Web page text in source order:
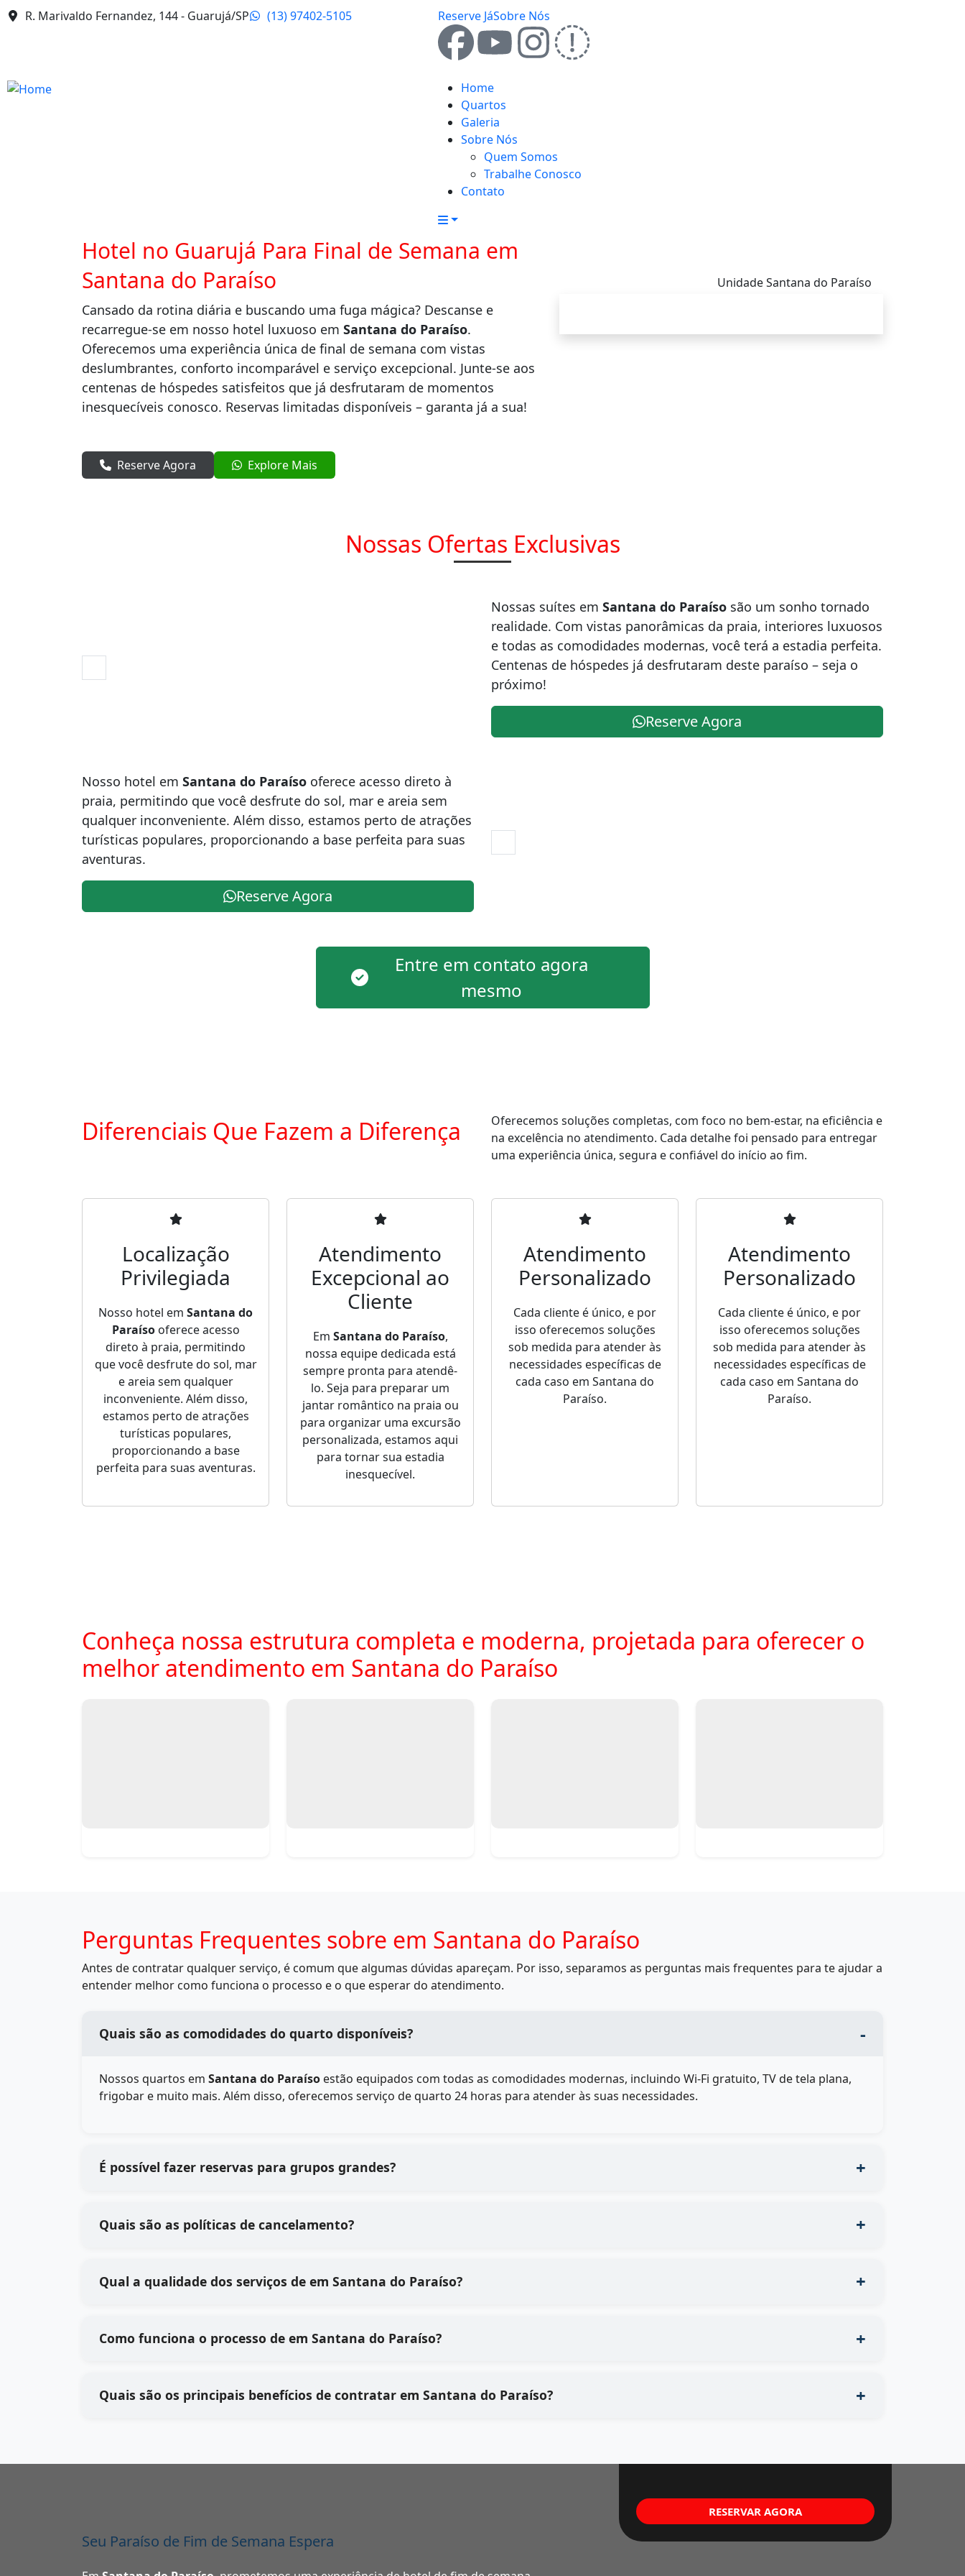
R. Marivaldo Fernandez, 144 - Guarujá/SP (13) 97402-5105 Reserve JáSobre Nós
Home
Quartos
Galeria
Sobre Nós
Quem Somos
Trabalhe Conosco
Contato
Unidade Santana do Paraíso
Hotel no Guarujá Para Final de Semana em
Santana do Paraíso
Cansado da rotina diária e buscando uma fuga mágica? Descanse e
recarregue-se em nosso hotel luxuoso em Santana do Paraíso.
Oferecemos uma experiência única de final de semana com vistas
deslumbrantes, conforto incomparável e serviço excepcional. Junte-se aos
centenas de hóspedes satisfeitos que já desfrutaram de momentos
inesquecíveis conosco. Reservas limitadas disponíveis – garanta já a sua!
Reserve Agora Explore Mais
Nossas Ofertas Exclusivas
Nossas suítes em Santana do Paraíso são um sonho tornado
realidade. Com vistas panorâmicas da praia, interiores luxuosos
e todas as comodidades modernas, você terá a estadia perfeita.
Centenas de hóspedes já desfrutaram deste paraíso – seja o
próximo!
Reserve Agora
Nosso hotel em Santana do Paraíso oferece acesso direto à
praia, permitindo que você desfrute do sol, mar e areia sem
qualquer inconveniente. Além disso, estamos perto de atrações
turísticas populares, proporcionando a base perfeita para suas
aventuras.
Reserve Agora
Entre em contato agora
mesmo
Diferenciais Que Fazem a Diferença
Oferecemos soluções completas, com foco no bem-estar, na eficiência e
na excelência no atendimento. Cada detalhe foi pensado para entregar
uma experiência única, segura e confiável do início ao fim.
Localização
Privilegiada
Nosso hotel em Santana do
Paraísooferece acesso
direto à praia, permitindo
que você desfrute do sol, mar
e areia sem qualquer
inconveniente. Além disso,
estamos perto de atrações
turísticas populares,
proporcionando a base
perfeita para suas aventuras.
Atendimento
Excepcional ao
Cliente
Em Santana do Paraíso,
nossa equipe dedicada está
sempre pronta para atendê-
lo. Seja para preparar um
jantar romântico na praia ou
para organizar uma excursão
personalizada, estamos aqui
para tornar sua estadia
inesquecível.
Atendimento
Personalizado
Cada cliente é único, e por
isso oferecemos soluções
sob medida para atender às
necessidades específicas de
cada caso em Santana do
Paraíso.
Atendimento
Personalizado
Cada cliente é único, e por
isso oferecemos soluções
sob medida para atender às
necessidades específicas de
cada caso em Santana do
Paraíso.
Conheça nossa estrutura completa e moderna, projetada para oferecer o
melhor atendimento em Santana do Paraíso
Perguntas Frequentes sobre em Santana do Paraíso
Antes de contratar qualquer serviço, é comum que algumas dúvidas apareçam. Por isso, separamos as perguntas mais frequentes para te ajudar a
entender melhor como funciona o processo e o que esperar do atendimento.
Quais são as comodidades do quarto disponíveis?
Nossos quartos em Santana do Paraíso estão equipados com todas as comodidades modernas, incluindo Wi-Fi gratuito, TV de tela plana,
frigobar e muito mais. Além disso, oferecemos serviço de quarto 24 horas para atender às suas necessidades.
É possível fazer reservas para grupos grandes?
Quais são as políticas de cancelamento?
Qual a qualidade dos serviços de em Santana do Paraíso?
Como funciona o processo de em Santana do Paraíso?
Quais são os principais benefícios de contratar em Santana do Paraíso?
Seu Paraíso de Fim de Semana Espera
RESERVAR AGORA